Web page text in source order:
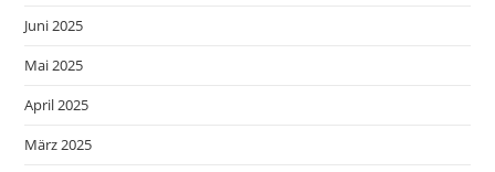
Juni 2025
Mai 2025
April 2025
März 2025